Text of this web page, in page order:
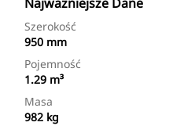
Najważniejsze Dane
Szerokość
950 mm
Pojemność
1.29 m³
Masa
982 kg